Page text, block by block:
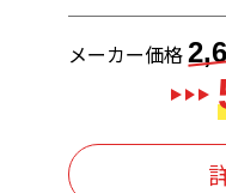
メーカー価格